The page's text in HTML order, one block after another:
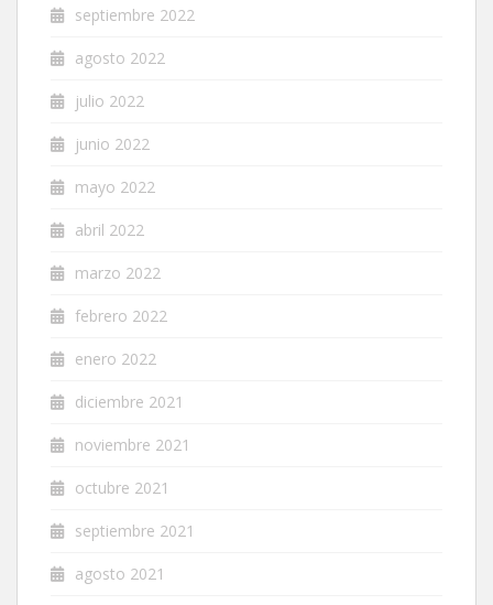
septiembre 2022
agosto 2022
julio 2022
junio 2022
mayo 2022
abril 2022
marzo 2022
febrero 2022
enero 2022
diciembre 2021
noviembre 2021
octubre 2021
septiembre 2021
agosto 2021